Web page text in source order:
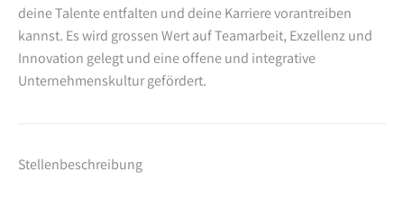
deine Talente entfalten und deine Karriere vorantreiben
kannst. Es wird grossen Wert auf Teamarbeit, Exzellenz und
Innovation gelegt und eine offene und integrative
Unternehmenskultur gefördert.
Stellenbeschreibung